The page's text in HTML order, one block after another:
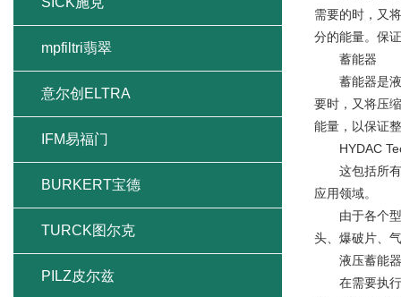
需要的时，又
分的能量。保
蓄能器
蓄能器是液
要时，又将压
能量，以保证
HYDAC
这包括所有
应用领域。
由于各个型
头、爆破片、
液压蓄能器.
在需要执行
mpfiltri翡翠
意尔创ELTRA
IFM易福门
BURKERT宝德
TURCK图尔克
PILZ皮尔兹